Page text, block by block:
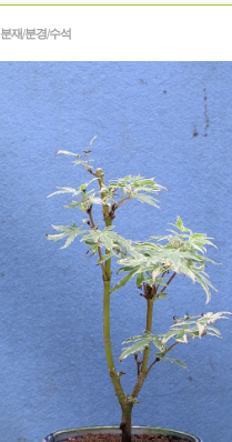
분재/분경/수석